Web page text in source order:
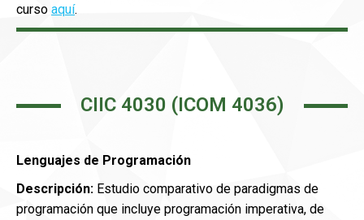
curso aquí.
CIIC 4030 (ICOM 4036)
Lenguajes de Programación
Descripción: Estudio comparativo de paradigmas de
programación que incluye programación imperativa, de